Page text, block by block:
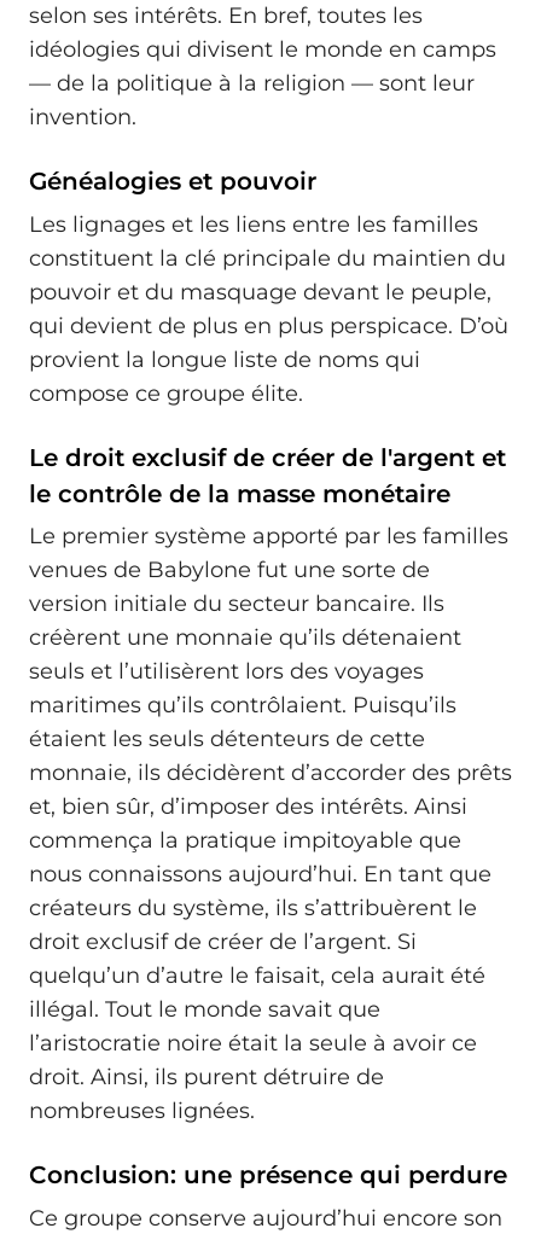
selon ses intérêts. En bref, toutes les
idéologies qui divisent le monde en camps
— de la politique à la religion — sont leur
invention.
Généalogies et pouvoir
Les lignages et les liens entre les familles
constituent la clé principale du maintien du
pouvoir et du masquage devant le peuple,
qui devient de plus en plus perspicace. D’où
provient la longue liste de noms qui
compose ce groupe élite.
Le droit exclusif de créer de l'argent et
le contrôle de la masse monétaire
Le premier système apporté par les familles
venues de Babylone fut une sorte de
version initiale du secteur bancaire. Ils
créèrent une monnaie qu’ils détenaient
seuls et l’utilisèrent lors des voyages
maritimes qu’ils contrôlaient. Puisqu’ils
étaient les seuls détenteurs de cette
monnaie, ils décidèrent d’accorder des prêts
et, bien sûr, d’imposer des intérêts. Ainsi
commença la pratique impitoyable que
nous connaissons aujourd’hui. En tant que
créateurs du système, ils s’attribuèrent le
droit exclusif de créer de l’argent. Si
quelqu’un d’autre le faisait, cela aurait été
illégal. Tout le monde savait que
l’aristocratie noire était la seule à avoir ce
droit. Ainsi, ils purent détruire de
nombreuses lignées.
Conclusion: une présence qui perdure
Ce groupe conserve aujourd’hui encore son